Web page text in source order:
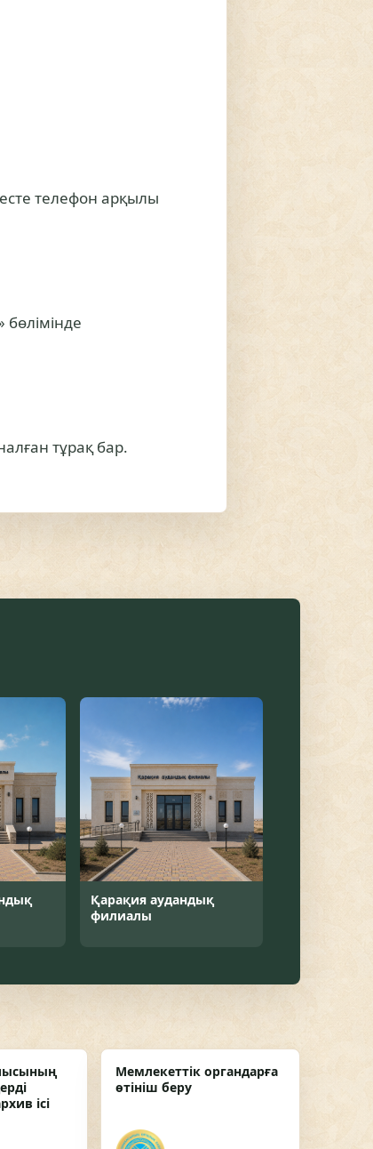
телефон арқылы
тұрақ бар.
Қарақия аудандық
филиалы
ісі
Мемлекеттік органдарға
өтініш беру